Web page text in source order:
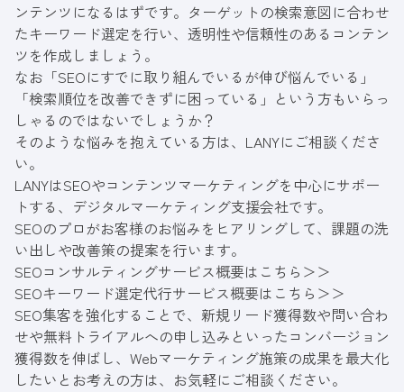
ンテンツになるはずです。ターゲットの検索意図に合わせ
たキーワード選定を行い、透明性や信頼性のあるコンテン
ツを作成しましょう。
なお「SEOにすでに取り組んでいるが伸び悩んでいる」
「検索順位を改善できずに困っている」という方もいらっ
しゃるのではないでしょうか？
そのような悩みを抱えている方は、LANYにご相談くださ
い。
LANYはSEOやコンテンツマーケティングを中心にサポー
トする、デジタルマーケティング支援会社です。
SEOのプロがお客様のお悩みをヒアリングして、課題の洗
い出しや改善策の提案を行います。
SEOコンサルティングサービス概要はこちら＞＞
SEOキーワード選定代行サービス概要はこちら＞＞
SEO集客を強化することで、新規リード獲得数や問い合わ
せや無料トライアルへの申し込みといったコンバージョン
獲得数を伸ばし、Webマーケティング施策の成果を最大化
したいとお考えの方は、お気軽にご相談ください。